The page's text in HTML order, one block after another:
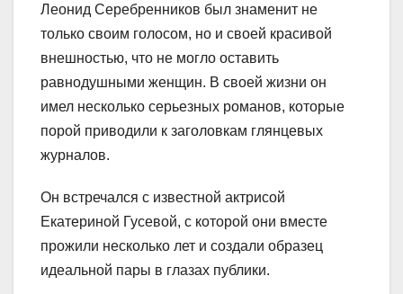
Леонид Серебренников был знаменит не
только своим голосом, но и своей красивой
внешностью, что не могло оставить
равнодушными женщин. В своей жизни он
имел несколько серьезных романов, которые
порой приводили к заголовкам глянцевых
журналов.
Он встречался с известной актрисой
Екатериной Гусевой, с которой они вместе
прожили несколько лет и создали образец
идеальной пары в глазах публики.